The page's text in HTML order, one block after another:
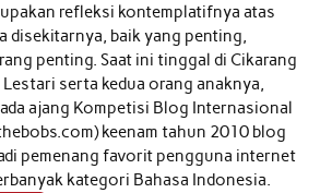
refleksi kontemplatifnya atas
disekitarnya, baik yang penting,
penting. Saat ini tinggal di Cikarang
serta kedua orang anaknya,
ajang Kompetisi Blog Internasional
keenam tahun 2010 blog
pemenang favorit pengguna internet
kategori Bahasa Indonesia.